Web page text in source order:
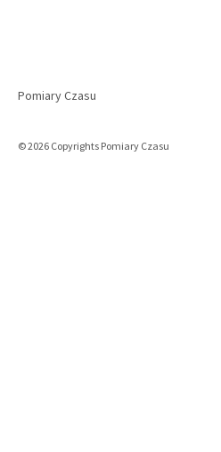
Pomiary Czasu
© 2026 Copyrights Pomiary Czasu